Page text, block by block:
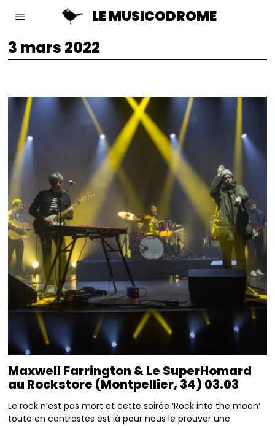
LE MUSICODROME
3 mars 2022
Maxwell Farrington & Le SuperHomard
au Rockstore (Montpellier, 34) 03.03
Le rock n’est pas mort et cette soirée ‘Rock into the moon’
toute en contrastes est là pour nous le prouver une